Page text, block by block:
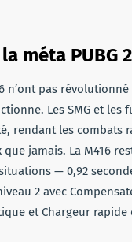
méta PUBG
n’ont pas
Les SMG et les
rendant les combats
jamais. La M416
— 0,92
2 avec
et Chargeur rapide